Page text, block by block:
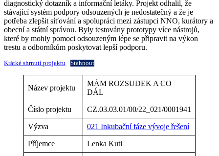
diagnostický dotazník a informační letáky. Projekt odhalil, že
stávající systém podpory odsouzených je nedostatečný a že je
potřeba zlepšit síťování a spolupráci mezi zástupci NNO, kurátory a
obecní a státní správou. Byly testovány prototypy více nástrojů,
které by mohly pomoci odsouzeným lépe se připravit na výkon
trestu a odborníkům poskytovat lepší podporu.
Krátké shrnutí projektu Stáhnout
Název projektu
MÁM ROZSUDEK A CO
DÁL
Číslo projektu CZ.03.03.01/00/22_021/0001941
Výzva 021 Inkubační fáze vývoje řešení
Příjemce Lenka Kuti